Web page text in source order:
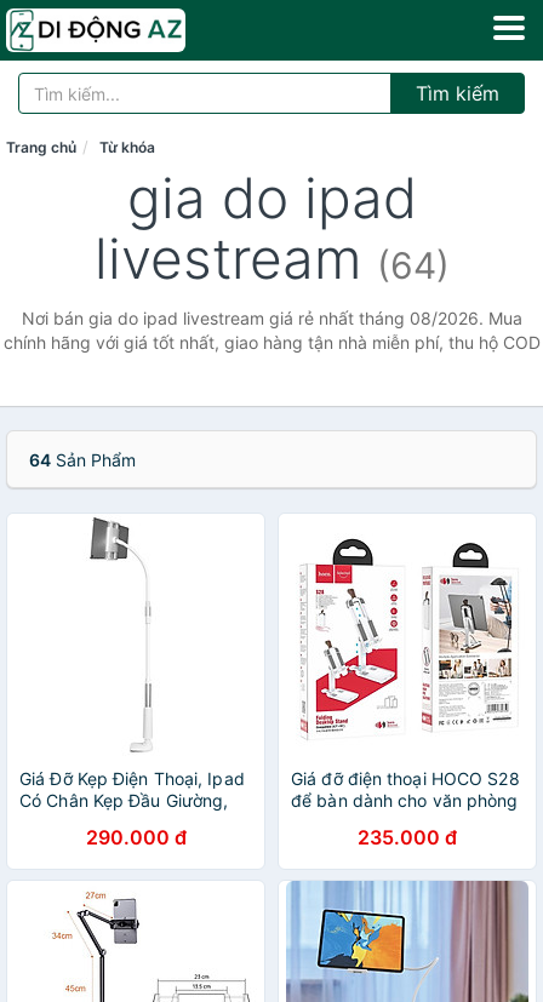
Tìm kiếm
Trang chủ Từ khóa
gia do ipad
livestream (64)
Nơi bán gia do ipad livestream giá rẻ nhất tháng 08/2026. Mua
chính hãng với giá tốt nhất, giao hàng tận nhà miễn phí, thu hộ COD
64 Sản Phẩm
Giá Đỡ Kẹp Điện Thoại, Ipad
Có Chân Kẹp Đầu Giường,
Chiều Cao -Phiên Bản Cao
Cấp Hàng Chính Hãng
290.000 đ
Giá đỡ điện thoại HOCO S28
để bàn dành cho văn phòng
samsung huawei oppo máy
tính bảng -hàng chính hãng
235.000 đ